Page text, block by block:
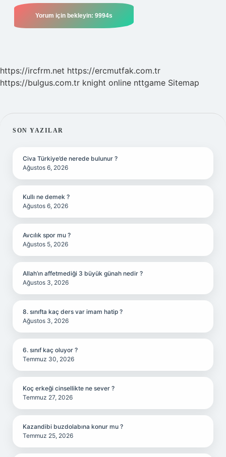
https://ircfrm.net https://ercmutfak.com.tr
https://bulgus.com.tr knight online nttgame Sitemap
SIDEBAR
SON YAZILAR
Civa Türkiye’de nerede bulunur ?
Ağustos 6, 2026
Kullı ne demek ?
Ağustos 6, 2026
Avcılık spor mu ?
Ağustos 5, 2026
Allah’ın affetmediği 3 büyük günah nedir ?
Ağustos 3, 2026
8. sınıfta kaç ders var imam hatip ?
Ağustos 3, 2026
6. sınıf kaç oluyor ?
Temmuz 30, 2026
Koç erkeği cinsellikte ne sever ?
Temmuz 27, 2026
Kazandibi buzdolabına konur mu ?
Temmuz 25, 2026